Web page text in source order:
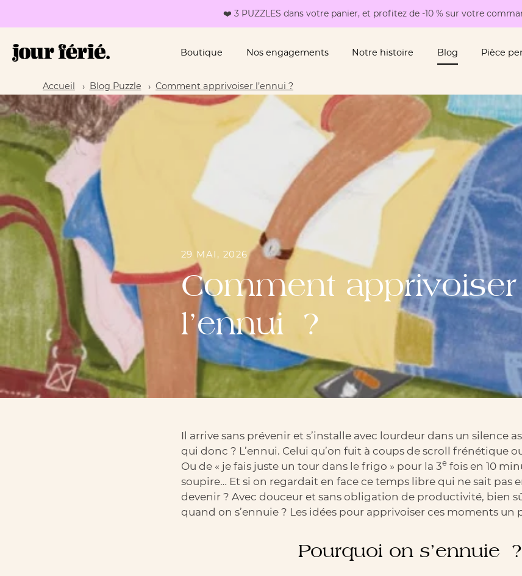
au
contenu
❤️ 3 PUZZLES dans votre panier, et profitez de -10 % sur votre
Boutique Nos engagements Notre histoire Blog Pièce
Accueil Blog Puzzle Comment apprivoiser l’ennui ?
29 MAI, 2026
Comment apprivoiser
l’ennui ?
Il arrive sans prévenir et s’installe avec lourdeur dans un silence
qui donc ? L’ennui. Celui qu’on fuit à coups de scroll frénétique
Ou de « je fais juste un tour dans le frigo » pour la 3e fois en 10
soupire… Et si on regardait en face ce temps libre qui ne sait pas
devenir ? Avec douceur et sans obligation de productivité, bien
quand on s’ennuie ? Les idées pour apprivoiser ces moments un
Pourquoi on s’ennuie ?